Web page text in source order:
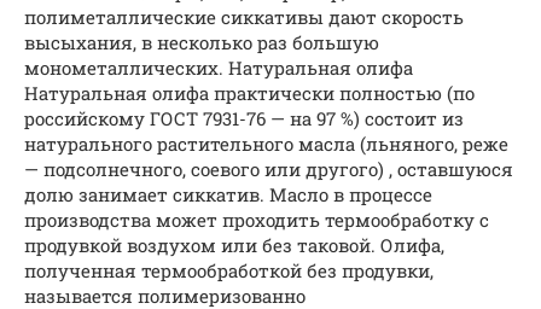
полиметаллические сиккативы дают скорость
высыхания, в несколько раз большую
монометаллических. Натуральная олифа
Натуральная олифа практически полностью (по
российскому ГОСТ 7931-76 — на 97 %) состоит из
натурального растительного масла (льняного, реже
— подсолнечного, соевого или другого) , оставшуюся
долю занимает сиккатив. Масло в процессе
производства может проходить термообработку с
продувкой воздухом или без таковой. Олифа,
полученная термообработкой без продувки,
называется полимеризованно